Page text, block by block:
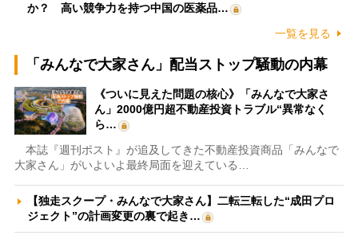
か？ 高い競争力を持つ中国の医薬品…
一覧を見る
「みんなで大家さん」配当ストップ騒動の内幕
《ついに見えた問題の核心》「みんなで大家さ
ん」2000億円超不動産投資トラブル“異常なく
ら…
本誌『週刊ポスト』が追及してきた不動産投資商品「みんなで
大家さん」がいよいよ最終局面を迎えている…
【独走スクープ・みんなで大家さん】二転三転した“成田プロ
ジェクト”の計画変更の裏で起き…